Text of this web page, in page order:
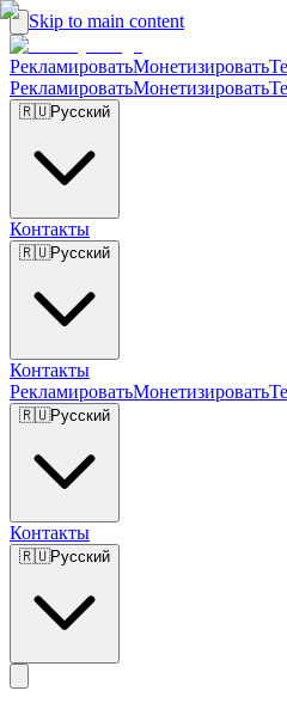
Skip to main content
РекламироватьМонетизировать
РекламироватьМонетизировать
🇷🇺Русский
Контакты
🇷🇺Русский
Контакты
РекламироватьМонетизировать
🇷🇺Русский
Контакты
🇷🇺Русский